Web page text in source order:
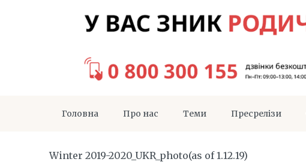
Головна Про нас Теми Пресрелізи
Winter 2019-2020_UKR_photo(as of 1.12.19)